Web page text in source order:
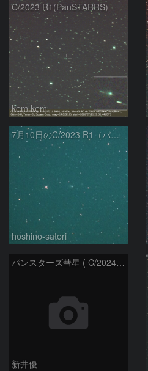
C/2023 R1(PanSTARRS)
kem.kem
7月10日のC/2023 R1（パンスターズ彗星）
hoshino-satori
パンスターズ彗星 ( C/2024R4 )：2026/06/28
新井優